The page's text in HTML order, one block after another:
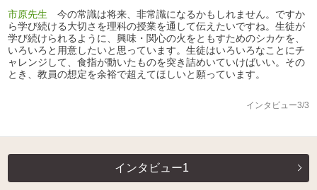
市原先生 今の常識は将来、非常識になるかもしれません。ですか
ら学び続ける大切さを理科の授業を通して伝えたいですね。生徒が
学び続けられるように、興味・関心の火をともすためのシカケを、
いろいろと用意したいと思っています。生徒はいろいろなことにチ
ャレンジして、食指が動いたものを突き詰めいていけばいい。その
とき、教員の想定を余裕で超えてほしいと願っています。
インタビュー3/3
インタビュー1